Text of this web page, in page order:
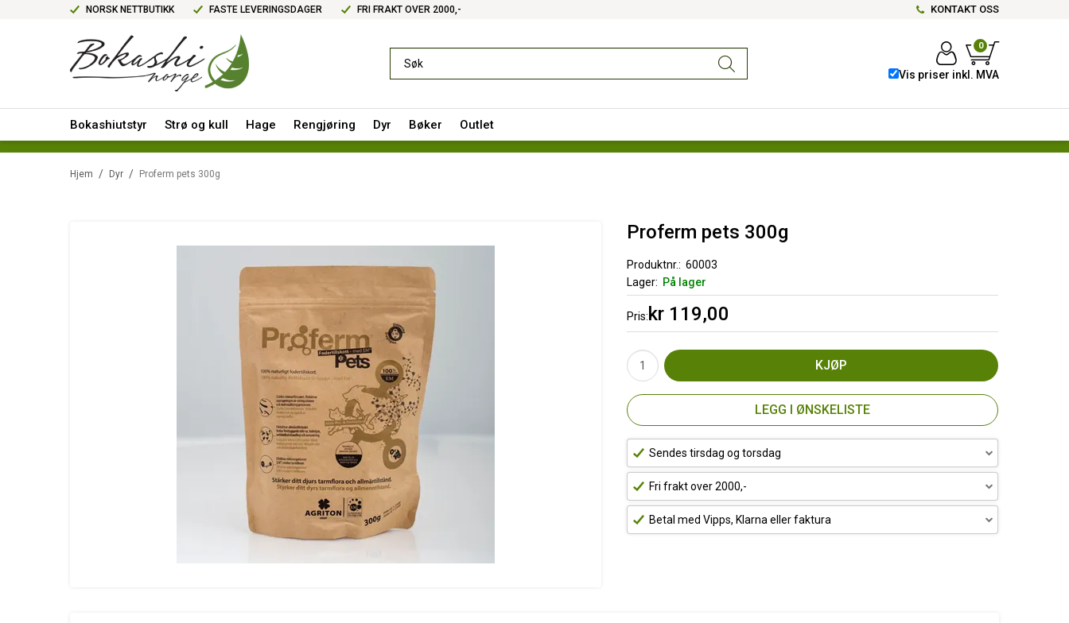
NORSK NETTBUTIKK FASTE LEVERINGSDAGER FRI FRAKT OVER 2000,- KONTAKT OSS
0
Vis priser inkl. MVA
Bokashiutstyr Strø og kull Hage Rengjøring Dyr Bøker Outlet
/
Hjem /
Dyr Proferm pets 300g
Proferm pets 300g
Produktnr.
60003
Lager
På lager
Pris kr 119,00
KJØP
LEGG I ØNSKELISTE
Sendes tirsdag og torsdag
Fri frakt over 2000,-
Betal med Vipps, Klarna eller faktura